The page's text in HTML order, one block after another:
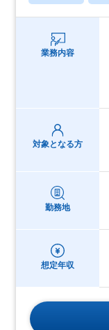
業務内容
対象となる方
勤務地
想定年収